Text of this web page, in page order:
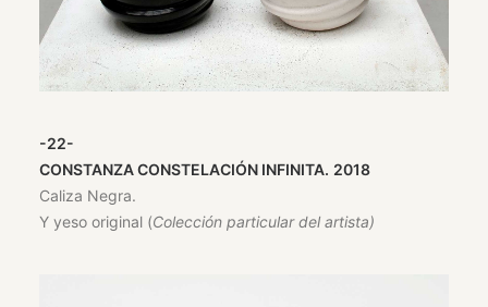
-22-
CONSTANZA CONSTELACIÓN INFINITA. 2018
Caliza Negra.
Y yeso original (Colección particular del artista)